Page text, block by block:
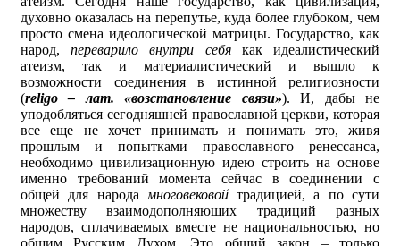
духовно оказалась на перепутье, куда более глубоком, чем
просто смена идеологической матрицы. Государство, как
народ,переварило внутри себякак идеалистический
атеизм, так и материалистический и вышло к
возможности соединения в истинной религиозности
(religo – лат. «возстановление связи»). И, дабы не
уподобляться сегодняшней православной церкви, которая
все еще не хочет принимать и понимать это, живя
прошлым и попытками православного ренессанса,
необходимо цивилизационную идею строить на основе
именно требований момента сейчас в соединении с
общей для народа многовековойтрадицией, а по сути
множеству взаимодополняющих традиций разных
народов, сплачиваемых вместе не национальностью, но
общим Русским Духом. Это общий закон – только